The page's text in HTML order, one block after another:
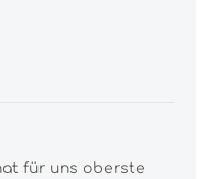
für uns oberste